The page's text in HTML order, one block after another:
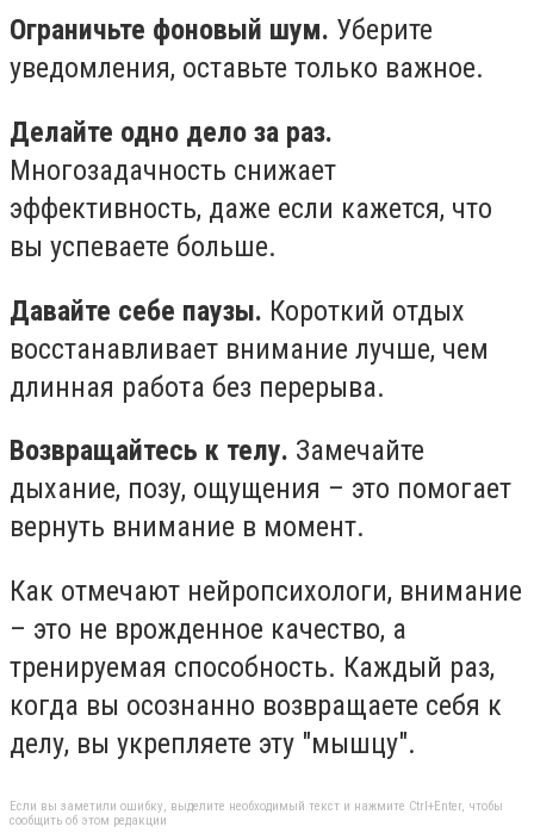
Ограничьте фоновый шум. Уберите
уведомления, оставьте только важное.
Делайте одно дело за раз.
Многозадачность снижает
эффективность, даже если кажется, что
вы успеваете больше.
Давайте себе паузы. Короткий отдых
восстанавливает внимание лучше, чем
длинная работа без перерыва.
Возвращайтесь к телу. Замечайте
дыхание, позу, ощущения – это помогает
вернуть внимание в момент.
Как отмечают нейропсихологи, внимание
– это не врожденное качество, а
тренируемая способность. Каждый раз,
когда вы осознанно возвращаете себя к
делу, вы укрепляете эту "мышцу".
Если вы заметили ошибку, выделите необходимый текст и нажмите Ctrl+Enter, чтобы
сообщить об этом редакции